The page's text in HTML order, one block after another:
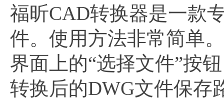
福昕CAD转换器是一款
件。使用方法非常简单
界面上的“选择文件”按
转换后的DWG文件保存